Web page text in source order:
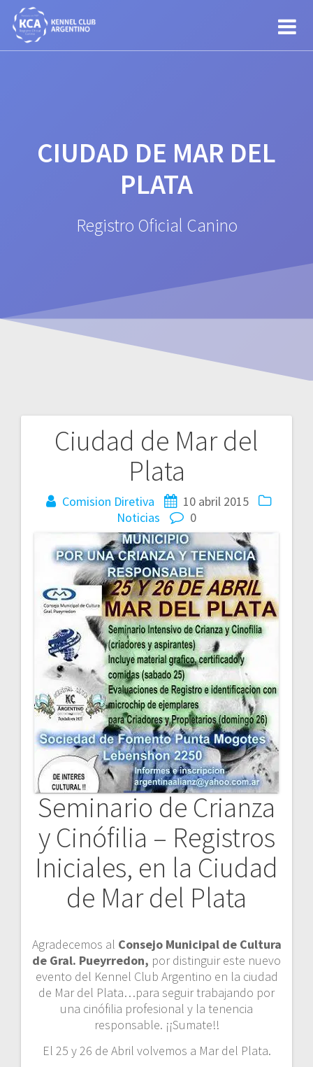
CIUDAD DE MAR DEL
PLATA
Registro Oficial Canino
Ciudad de Mar del
Plata
Comision Diretiva
10 abril 2015
Noticias
0
Seminario de Crianza
y Cinófilia – Registros
Iniciales, en la Ciudad
de Mar del Plata
Agradecemos al Consejo Municipal de Cultura
de Gral. Pueyrredon, por distinguir este nuevo
evento del Kennel Club Argentino en la ciudad
de Mar del Plata…para seguir trabajando por
una cinófilia profesional y la tenencia
responsable. ¡¡Sumate!!
El 25 y 26 de Abril volvemos a Mar del Plata.
Navegación
entradas